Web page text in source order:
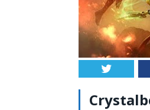
Twitter